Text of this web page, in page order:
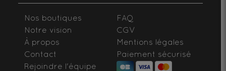
Nos boutiques
Notre vision
À propos
Contact
Rejoindre l'équipe
FAQ
CGV
Mentions légales
Paiement sécurisé